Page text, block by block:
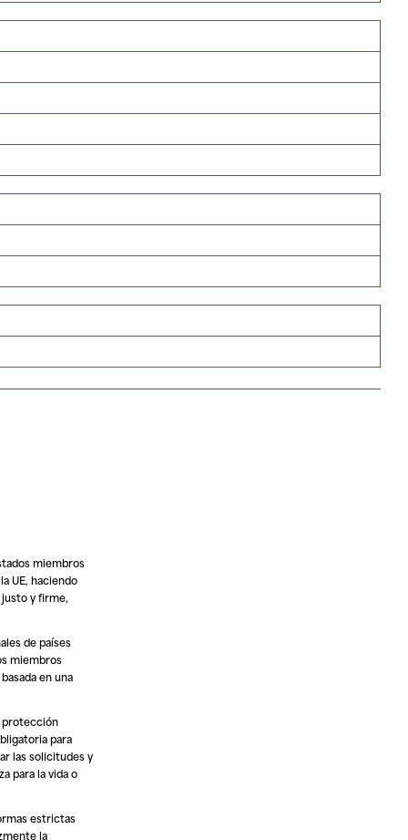
miembros
UE, haciendo
y firme,
de países
miembros
en una
protección
para
las solicitudes y
para la vida o
estrictas
la